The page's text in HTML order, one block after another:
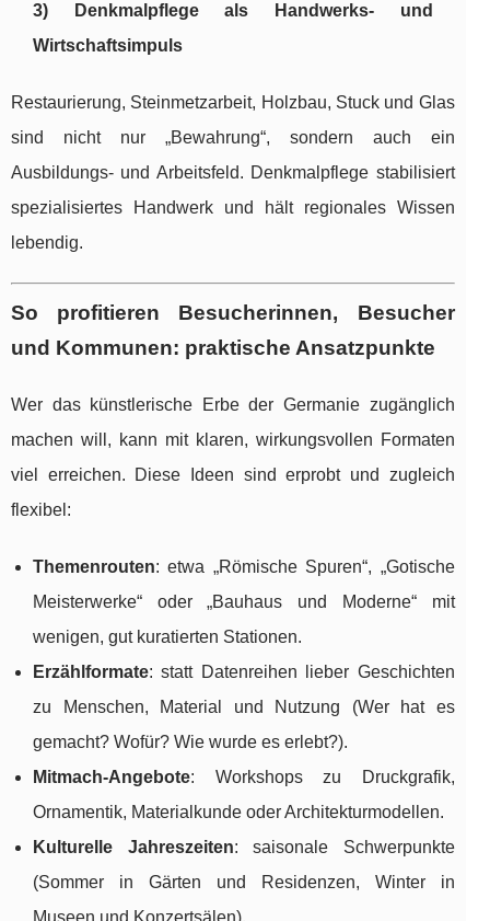
3) Denkmalpflege als Handwerks- und
Wirtschaftsimpuls
Restaurierung, Steinmetzarbeit, Holzbau, Stuck und Glas
sind nicht nur „Bewahrung“, sondern auch ein
Ausbildungs- und Arbeitsfeld. Denkmalpflege stabilisiert
spezialisiertes Handwerk und hält regionales Wissen
lebendig.
So profitieren Besucherinnen, Besucher
und Kommunen: praktische Ansatzpunkte
Wer das künstlerische Erbe der Germanie zugänglich
machen will, kann mit klaren, wirkungsvollen Formaten
viel erreichen. Diese Ideen sind erprobt und zugleich
flexibel:
Themenrouten: etwa „Römische Spuren“, „Gotische
Meisterwerke“ oder „Bauhaus und Moderne“ mit
wenigen, gut kuratierten Stationen.
Erzählformate: statt Datenreihen lieber Geschichten
zu Menschen, Material und Nutzung (Wer hat es
gemacht? Wofür? Wie wurde es erlebt?).
Mitmach-Angebote: Workshops zu Druckgrafik,
Ornamentik, Materialkunde oder Architekturmodellen.
Kulturelle Jahreszeiten: saisonale Schwerpunkte
(Sommer in Gärten und Residenzen, Winter in